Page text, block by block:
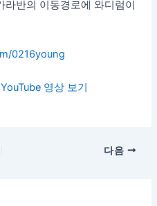
라반의 이동경로에 와디럼이
0216young
YouTube 영상 보기
다음